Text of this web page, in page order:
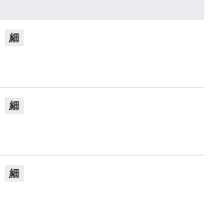
細
細
細